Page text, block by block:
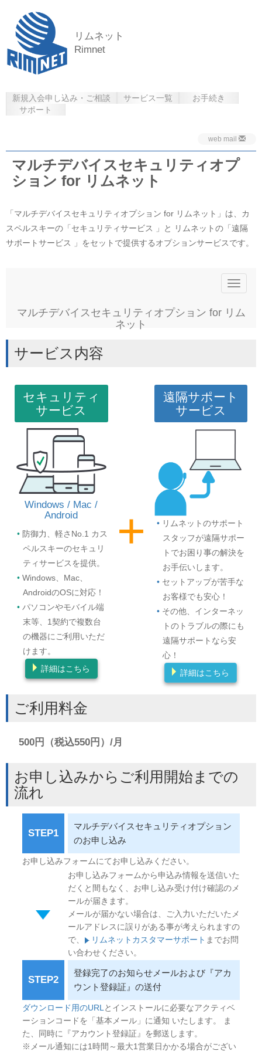
リムネット
Rimnet
新規入会申し込み・ご相談 サービス一覧
お手続き
サポート
web mail
マルチデバイスセキュリティオプ
ション for リムネット
「マルチデバイスセキュリティオプション for リムネット」は、カ
スペルスキーの「セキュリティサービス 」と リムネットの「遠隔
サポートサービス 」をセットで提供するオプションサービスです。
Toggle
マルチデバイスセキュリティオプション for リム
ネット
サービス内容
セキュリティ
サービス
Windows / Mac /
Android
防御力、軽さNo.1 カス
ペルスキーのセキュリ
ティサービスを提供。
Windows、Mac、
AndroidのOSに対応！
パソコンやモバイル端
末等、1契約で複数台
の機器にご利用いただ
けます。
詳細はこちら
+
遠隔サポート
サービス
リムネットのサポート
スタッフが遠隔サポー
トでお困り事の解決を
お手伝いします。
セットアップが苦手な
お客様でも安心！
その他、インターネッ
トのトラブルの際にも
遠隔サポートなら安
心！
詳細はこちら
ご利用料金
500円（税込550円）/月
お申し込みからご利用開始までの
流れ
STEP1
マルチデバイスセキュリティオプション
のお申し込み
お申し込みフォームにてお申し込みください。
お申し込みフォームから申込み情報を送信いた
だくと間もなく、お申し込み受け付け確認のメ
ールが届きます。
メールが届かない場合は、ご入力いただいたメ
ールアドレスに誤りがある事が考えられますの
で、
リムネットカスタマーサポート までお問
い合わせください。
STEP2
登録完了のお知らせメールおよび『アカ
ウント登録証』の送付
ダウンロード用のURLとインストールに必要なアクティベ
ーションコードを「基本メール」に通知 いたします。 ま
た、同時に『アカウント登録証』を郵送します。
※メール通知には1時間～最大1営業日かかる場合がござい